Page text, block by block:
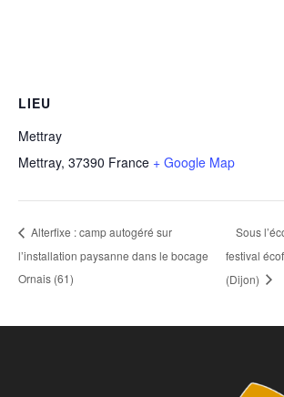
LIEU
Mettray
Mettray, 37390 France + Google Map
Alterfixe : camp autogéré sur
l’installation paysanne dans le bocage
Ornais (61)
Sous
festival
(Dijon)